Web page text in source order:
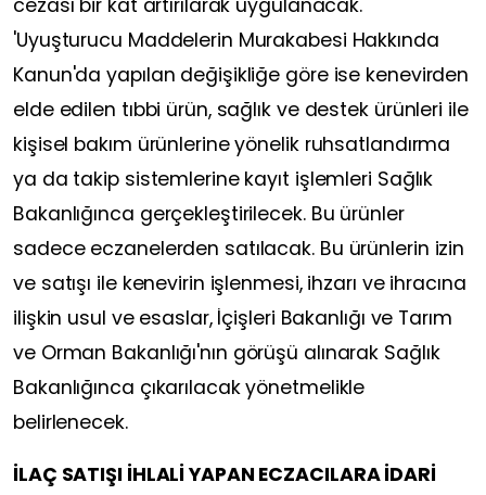
cezası bir kat artırılarak uygulanacak.
'Uyuşturucu Maddelerin Murakabesi Hakkında
Kanun'da yapılan değişikliğe göre ise kenevirden
elde edilen tıbbi ürün, sağlık ve destek ürünleri ile
kişisel bakım ürünlerine yönelik ruhsatlandırma
ya da takip sistemlerine kayıt işlemleri Sağlık
Bakanlığınca gerçekleştirilecek. Bu ürünler
sadece eczanelerden satılacak. Bu ürünlerin izin
ve satışı ile kenevirin işlenmesi, ihzarı ve ihracına
ilişkin usul ve esaslar, İçişleri Bakanlığı ve Tarım
ve Orman Bakanlığı'nın görüşü alınarak Sağlık
Bakanlığınca çıkarılacak yönetmelikle
belirlenecek.
İLAÇ SATIŞI İHLALİ YAPAN ECZACILARA İDARİ